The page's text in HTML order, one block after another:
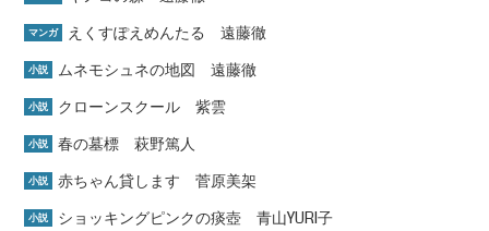
マンガ えくすぽえめんたる 遠藤徹
小説 ムネモシュネの地図 遠藤徹
小説 クローンスクール 紫雲
小説 春の墓標 萩野篤人
小説 赤ちゃん貸します 菅原美架
小説 ショッキングピンクの痰壺 青山YURI子